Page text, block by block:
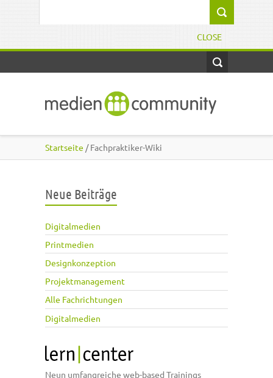
CLOSE
Startseite / Fachpraktiker-Wiki
Neue Beiträge
Digitalmedien
Printmedien
Designkonzeption
Projektmanagement
Alle Fachrichtungen
Digitalmedien
Neun umfangreiche web-based Trainings